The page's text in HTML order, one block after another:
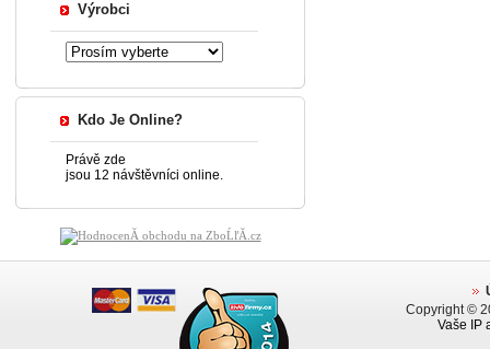
Výrobci
Kdo Je Online?
Právě zde
jsou 12 návštěvníci online.
Copyright ©
Vaše IP